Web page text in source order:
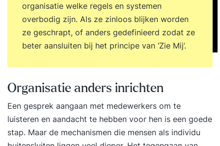
organisatie welke regels en systemen
overbodig zijn. Als ze zinloos blijken worden
ze geschrapt, of anders gedefinieerd zodat ze
beter aansluiten bij het principe van ‘Zie Mij’.
Organisatie anders inrichten
Een gesprek aangaan met medewerkers om te
luisteren en aandacht te hebben voor hen is een goede
stap. Maar de mechanismen die mensen als individu